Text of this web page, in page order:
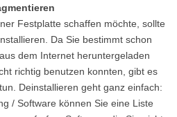
Festplatte schaffen möchte, sollte
Da Sie bestimmt schon
dem Internet heruntergeladen
richtig benutzen konnten, gibt es
Deinstallieren geht ganz einfach:
/ Software können Sie eine Liste